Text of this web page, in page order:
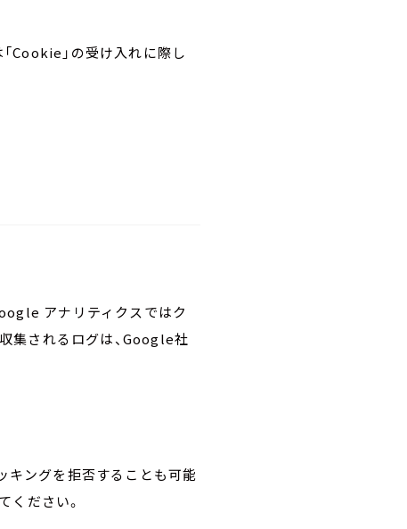
Cookie」の受け入れに際し
アナリティクスではク
集されるログは、Google社
ングを拒否することも可能
ください。